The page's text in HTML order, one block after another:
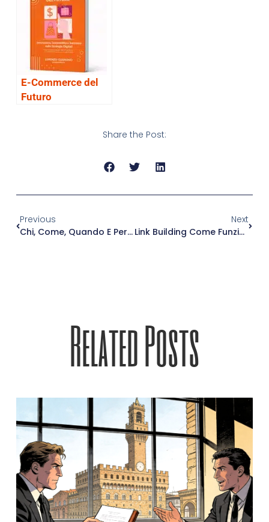
E-Commerce del
Futuro
Share the Post:
Previous
Chi, Come, Quando E Perchè. La Nascita Di Facebook In Breve.
Next
Link Building Come Funziona Questa Tecnica E Perché È Efficace
Related Posts